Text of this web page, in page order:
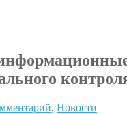
, Новости